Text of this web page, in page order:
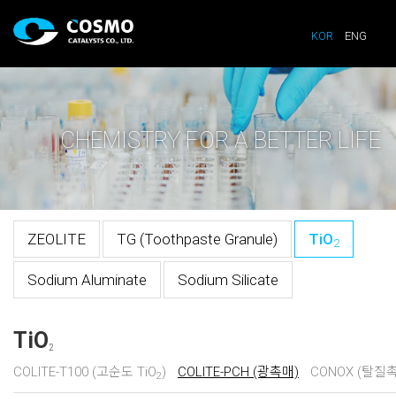
KOR ENG
CHEMISTRY FOR A BETTER LIFE
ZEOLITE TG (Toothpaste Granule) TiO2
Sodium Aluminate Sodium Silicate
TiO2
COLITE-T100 (고순도 TiO2) COLITE-PCH (광촉매) CONOX (탈질